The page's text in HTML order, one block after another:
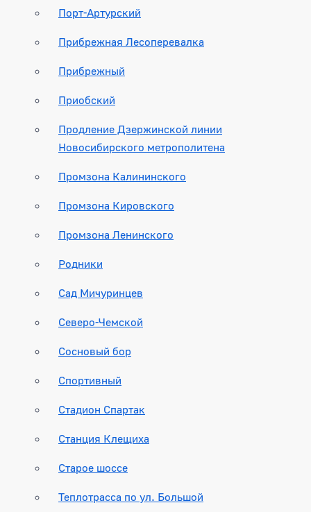
Порт-Артурский
Прибрежная Лесоперевалка
Прибрежный
Приобский
Продление Дзержинской линии
Новосибирского метрополитена
Промзона Калининского
Промзона Кировского
Промзона Ленинского
Родники
Сад Мичуринцев
Северо-Чемской
Сосновый бор
Спортивный
Стадион Спартак
Станция Клещиха
Старое шоссе
Теплотрасса по ул. Большой